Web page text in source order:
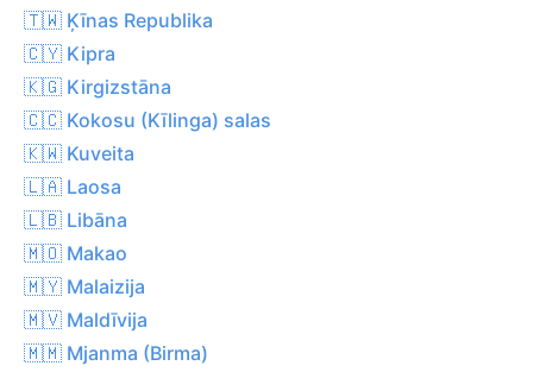
🇹🇼 Ķīnas Republika
🇨🇾 Kipra
🇰🇬 Kirgizstāna
🇨🇨 Kokosu (Kīlinga) salas
🇰🇼 Kuveita
🇱🇦 Laosa
🇱🇧 Libāna
🇲🇴 Makao
🇲🇾 Malaizija
🇲🇻 Maldīvija
🇲🇲 Mjanma (Birma)